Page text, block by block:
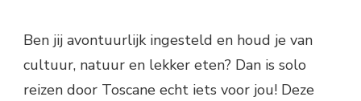
Ben jij avontuurlijk ingesteld en houd je van
cultuur, natuur en lekker eten? Dan is solo
reizen door Toscane echt iets voor jou! Deze